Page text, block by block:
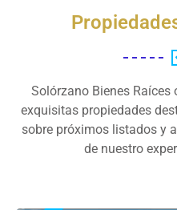
Solórzano Bienes
exquisitas propiedades
sobre próximos listados y
de nuestro